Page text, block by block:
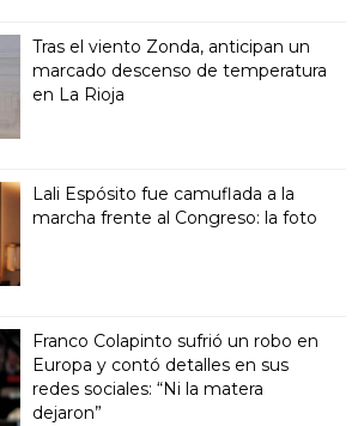
Tras el viento Zonda, anticipan un
marcado descenso de temperatura
en La Rioja
Lali Espósito fue camuflada a la
marcha frente al Congreso: la foto
Franco Colapinto sufrió un robo en
Europa y contó detalles en sus
redes sociales: “Ni la matera
dejaron”